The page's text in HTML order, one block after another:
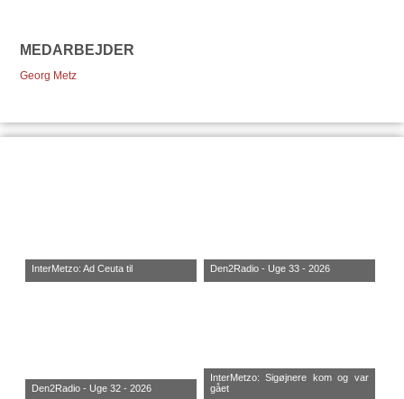
MEDARBEJDER
Georg Metz
InterMetzo: Ad Ceuta til Den2Radio - Uge 33 - 2026
Den2Radio - Uge 32 - 2026
InterMetzo: Sigøjnere kom og var
gået